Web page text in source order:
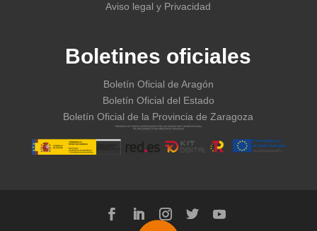
Aviso legal y Privacidad
Boletines oficiales
Boletín Oficial de Aragón
Boletín Oficial del Estado
Boletín Oficial de la Provincia de Zaragoza